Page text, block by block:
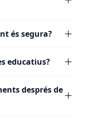
és segura?
educatius?
després de